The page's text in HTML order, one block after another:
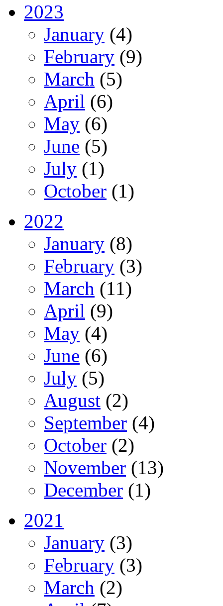
2023
January (4)
February (9)
March (5)
April (6)
May (6)
June (5)
July (1)
October (1)
2022
January (8)
February (3)
March (11)
April (9)
May (4)
June (6)
July (5)
August (2)
September (4)
October (2)
November (13)
December (1)
2021
January (3)
February (3)
March (2)